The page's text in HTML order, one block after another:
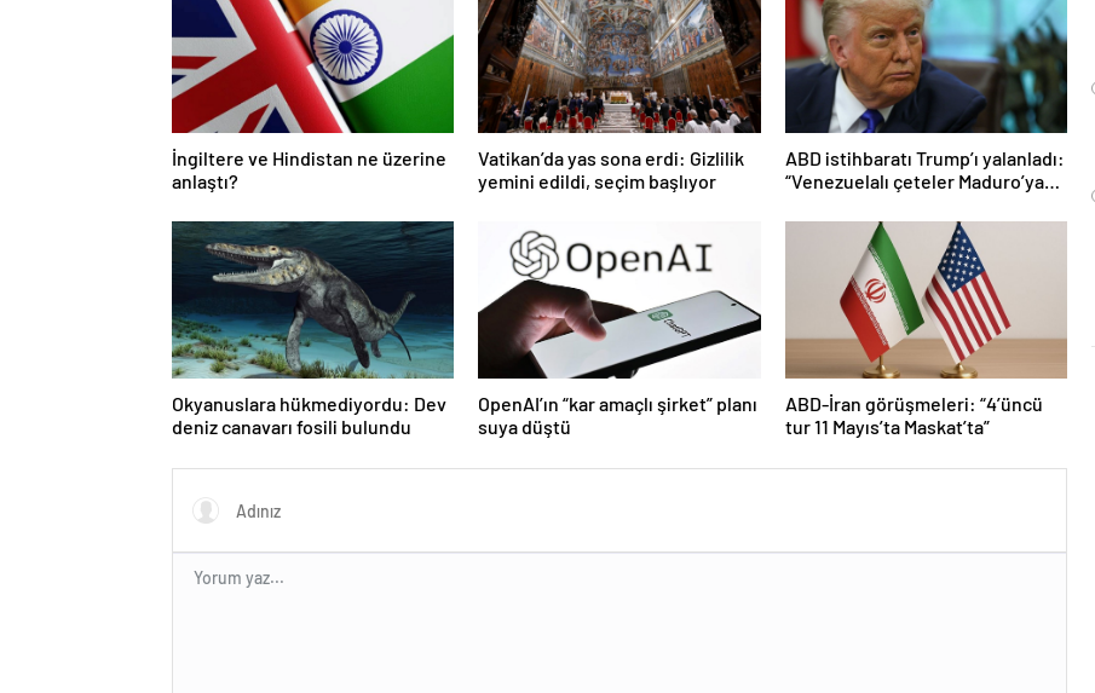
İngiltere ve Hindistan ne üzerine
anlaştı?
Vatikan’da yas sona erdi: Gizlilik
yemini edildi, seçim başlıyor
ABD istihbaratı Trump’ı yalanladı:
“Venezuelalı çeteler Maduro’ya
Okyanuslara hükmediyordu: Dev
deniz canavarı fosili bulundu
OpenAI’ın “kar amaçlı şirket” planı
suya düştü
ABD-İran görüşmeleri: “4’üncü
tur 11 Mayıs’ta Maskat’ta”